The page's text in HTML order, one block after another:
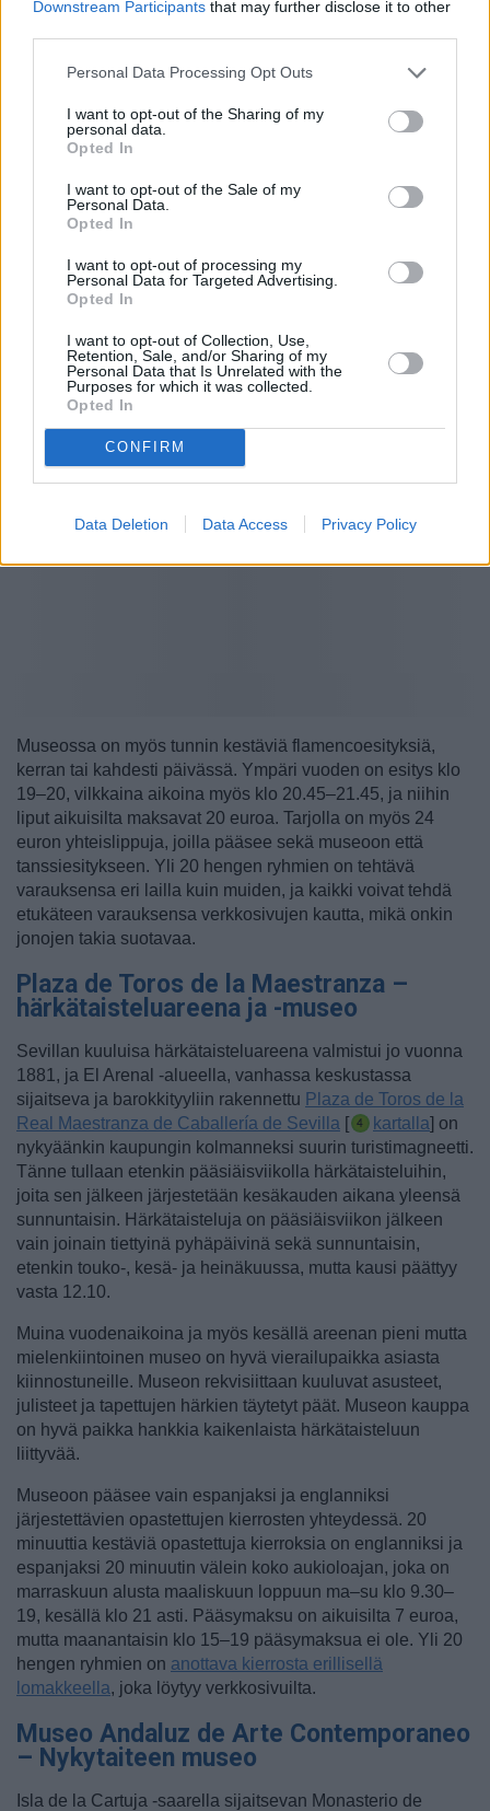
Downstream Participants that may further disclose it to other
Personal Data Processing Opt Outs
I want to opt-out of the Sharing of my
personal data.
Opted In
I want to opt-out of the Sale of my
Personal Data.
Opted In
I want to opt-out of processing my
Personal Data for Targeted Advertising.
Opted In
I want to opt-out of Collection, Use,
Retention, Sale, and/or Sharing of my
Personal Data that Is Unrelated with the
Purposes for which it was collected.
Opted In
CONFIRM
Data Deletion Data Access Privacy Policy
Museo on avoinna päivittäin klo 10–19.00, ja lapset saavat
lippunsa 6 eurolla.
Sivu jatkuu ilmoituksen jälkeen
Get Your Guide -sivustolta voit hankkia liput
paikkoihin ja ajanvietteisiin Sevillassa
Museossa on myös tunnin kestäviä flamencoesityksiä,
kerran tai kahdesti päivässä. Ympäri vuoden on esitys klo
19–20, vilkkaina aikoina myös klo 20.45–21.45, ja niihin
liput aikuisilta maksavat 20 euroa. Tarjolla on myös 24
euron yhteislippuja, joilla pääsee sekä museoon että
tanssiesitykseen. Yli 20 hengen ryhmien on tehtävä
varauksensa eri lailla kuin muiden, ja kaikki voivat tehdä
etukäteen varauksensa verkkosivujen kautta, mikä onkin
jonojen takia suotavaa.
Plaza de Toros de la Maestranza –
härkätaisteluareena ja -museo
Sevillan kuuluisa härkätaisteluareena valmistui jo vuonna
1881, ja El Arenal -alueella, vanhassa keskustassa
sijaitseva ja barokkityyliin rakennettu Plaza de Toros de la
Real Maestranza de Caballería de Sevilla [ kartalla] on
nykyäänkin kaupungin kolmanneksi suurin turistimagneetti.
Tänne tullaan etenkin pääsiäisviikolla härkätaisteluihin,
joita sen jälkeen järjestetään kesäkauden aikana yleensä
sunnuntaisin. Härkätaisteluja on pääsiäisviikon jälkeen
vain joinain tiettyinä pyhäpäivinä sekä sunnuntaisin,
etenkin touko-, kesä- ja heinäkuussa, mutta kausi päättyy
vasta 12.10.
Muina vuodenaikoina ja myös kesällä areenan pieni mutta
mielenkiintoinen museo on hyvä vierailupaikka asiasta
kiinnostuneille. Museon rekvisiittaan kuuluvat asusteet,
julisteet ja tapettujen härkien täytetyt päät. Museon kauppa
on hyvä paikka hankkia kaikenlaista härkätaisteluun
liittyvää.
Museoon pääsee vain espanjaksi ja englanniksi
järjestettävien opastettujen kierrosten yhteydessä. 20
minuuttia kestäviä opastettuja kierroksia on englanniksi ja
espanjaksi 20 minuutin välein koko aukioloajan, joka on
marraskuun alusta maaliskuun loppuun ma–su klo 9.30–
19, kesällä klo 21 asti. Pääsymaksu on aikuisilta 7 euroa,
mutta maanantaisin klo 15–19 pääsymaksua ei ole. Yli 20
hengen ryhmien on anottava kierrosta erillisellä
lomakkeella, joka löytyy verkkosivuilta.
Museo Andaluz de Arte Contemporaneo
– Nykytaiteen museo
Isla de la Cartuja -saarella sijaitsevan Monasterio de